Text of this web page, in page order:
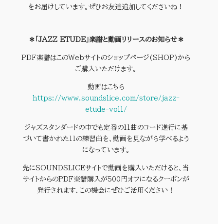
をお届けしています。ぜひお友達追加してくださいね！
＊「JAZZ ETUDE」楽譜と動画リリースのお知らせ＊
PDF楽譜はこのWebサイトのショップページ(SHOP)から
ご購入いただけます。
動画はこちら
https://www.soundslice.com/store/jazz-
etude-vol1/
ジャズスタンダードの中でも定番の11曲のコード進行に基
づいて書かれた11の練習曲を、動画を見ながら学べるよう
になっています。
先にSOUNDSLICEサイトで動画を購入いただけると、当
サイトからのPDF楽譜購入が500円オフになるクーポンが
発行されます、この機会にぜひご活用ください！